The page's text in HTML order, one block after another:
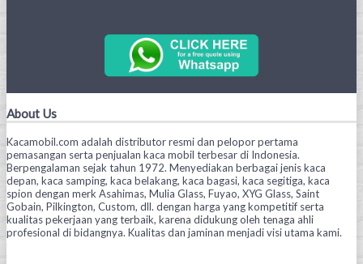
About Us
Kacamobil.com adalah distributor resmi dan pelopor pertama
pemasangan serta penjualan kaca mobil terbesar di Indonesia.
Berpengalaman sejak tahun 1972. Menyediakan berbagai jenis kaca
depan, kaca samping, kaca belakang, kaca bagasi, kaca segitiga, kaca
spion dengan merk Asahimas, Mulia Glass, Fuyao, XYG Glass, Saint
Gobain, Pilkington, Custom, dll. dengan harga yang kompetitif serta
kualitas pekerjaan yang terbaik, karena didukung oleh tenaga ahli
profesional di bidangnya. Kualitas dan jaminan menjadi visi utama kami.